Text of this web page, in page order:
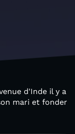
d'Inde il y a
mari et fonder